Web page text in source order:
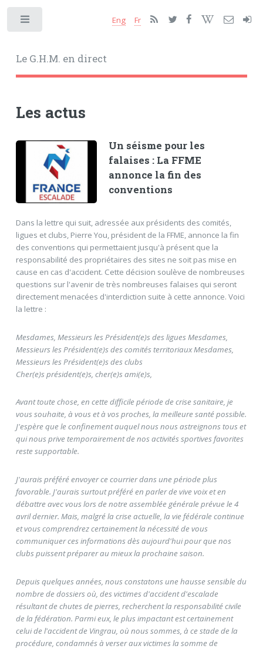
Le G.H.M. en direct
Eng Fr
Les actus
Un séisme pour les
falaises : La FFME
annonce la fin des
conventions
Dans la lettre qui suit, adressée aux présidents des comités,
ligues et clubs, Pierre You, président de la FFME, annonce la fin
des conventions qui permettaient jusqu'à présent que la
responsabilité des propriétaires des sites ne soit pas mise en
cause en cas d'accident. Cette décision soulève de nombreuses
questions sur l'avenir de très nombreuses falaises qui seront
directement menacées d'interdiction suite à cette annonce. Voici
la lettre :
Mesdames, Messieurs les Président(e)s des ligues Mesdames,
Messieurs les Président(e)s des comités territoriaux Mesdames,
Messieurs les Président(e)s des clubs
Cher(e)s président(e)s, cher(e)s ami(e)s,
Avant toute chose, en cette difficile période de crise sanitaire, je
vous souhaite, à vous et à vos proches, la meilleure santé possible.
J'espère que le confinement auquel nous nous astreignons tous et
qui nous prive temporairement de nos activités sportives favorites
reste supportable.
J'aurais préféré envoyer ce courrier dans une période plus
favorable. J'aurais surtout préféré en parler de vive voix et en
débattre avec vous lors de notre assemblée générale prévue le 4
avril dernier. Mais, malgré la crise actuelle, la vie fédérale continue
et vous comprendrez certainement la nécessité de vous
communiquer ces informations dès aujourd'hui pour que nos
clubs puissent préparer au mieux la prochaine saison.
Depuis quelques années, nous constatons une hausse sensible du
nombre de dossiers où, des victimes d'accident d'escalade
résultant de chutes de pierres, recherchent la responsabilité civile
de la fédération. Parmi eux, le plus impactant est certainement
celui de l'accident de Vingrau, où nous sommes, à ce stade de la
procédure, condamnés à verser aux victimes la somme de